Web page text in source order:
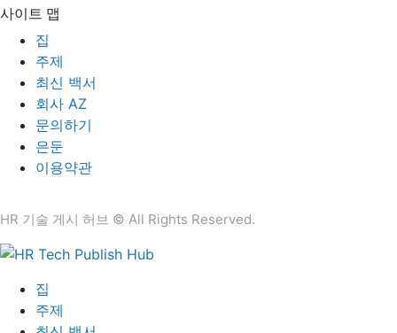
사이트 맵
집
주제
최신 백서
회사 AZ
문의하기
은둔
이용약관
HR 기술 게시 허브 © All Rights Reserved.
집
주제